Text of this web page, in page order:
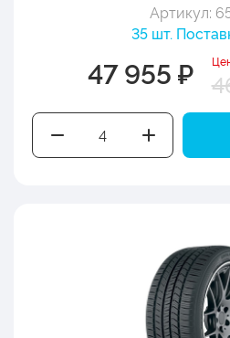
Артикул:
35 шт.
47 955 ₽